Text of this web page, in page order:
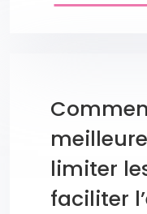
limiter
faciliter